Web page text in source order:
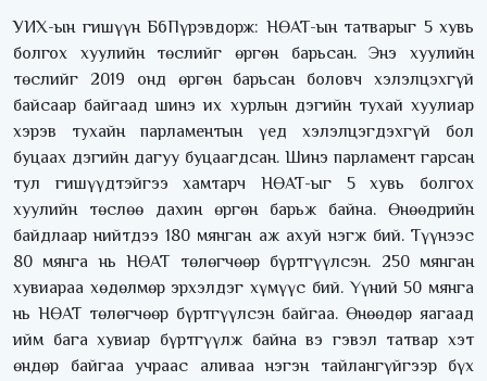
УИХ-ын гишүүн Б6Пүрэвдорж: НӨАТ-ын татварыг 5 хувь
болгох хуулийн төслийг өргөн барьсан. Энэ хуулийн
төслийг 2019 онд өргөн барьсан боловч хэлэлцэхгүй
байсаар байгаад шинэ их хурлын дэгийн тухай хуулиар
хэрэв тухайн парламентын үед хэлэлцэгдэхгүй бол
буцаах дэгийн дагуу буцаагдсан. Шинэ парламент гарсан
тул гишүүдтэйгээ хамтарч НӨАТ-ыг 5 хувь болгох
хуулийн төслөө дахин өргөн барьж байна. Өнөөдрийн
байдлаар нийтдээ 180 мянган аж ахуй нэгж бий. Түүнээс
80 мянга нь НӨАТ төлөгчөөр бүртгүүлсэн. 250 мянган
хувиараа хөдөлмөр эрхэлдэг хүмүүс бий. Үүний 50 мянга
нь НӨАТ төлөгчөөр бүртгүүлсэн байгаа. Өнөөдөр яагаад
ийм бага хувиар бүртгүүлж байна вэ гэвэл татвар хэт
өндөр байгаа учраас аливаа нэгэн тайлангүйгээр бүх